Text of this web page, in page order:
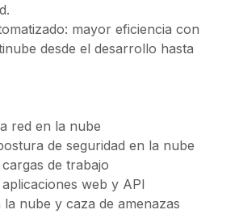
mayor eficiencia con
desde el desarrollo hasta
red en la nube
de seguridad en la nube
de trabajo
web y API
la nube y caza de amenazas